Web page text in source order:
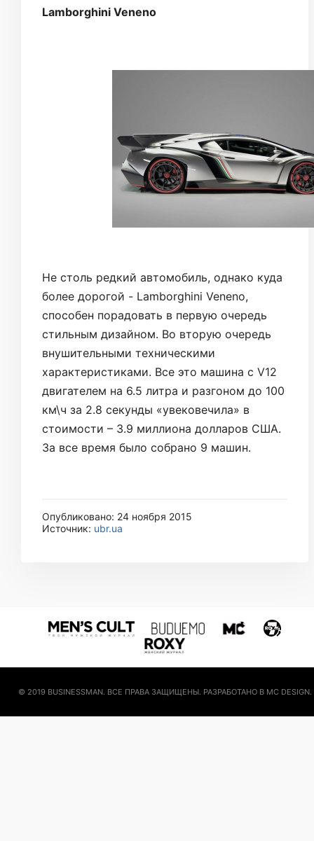
Lamborghini Veneno
Не столь редкий автомобиль, однако куда
более дорогой - Lamborghini Veneno,
способен порадовать в первую очередь
стильным дизайном. Во вторую очередь
внушительными техническими
характеристиками. Все это машина с V12
двигателем на 6.5 литра и разгоном до 100
км\ч за 2.8 секунды «увековечила» в
стоимости – 3.9 миллиона долларов США.
За все время было собрано 9 машин.
Опубликовано: 24 ноября 2015
Источник: ubr.ua
© 2019 BUSINESSMAN. ВСЕ ПРАВА ЗАЩИЩЕНЫ. РАЗРАБОТАНО В MC DESIGN.